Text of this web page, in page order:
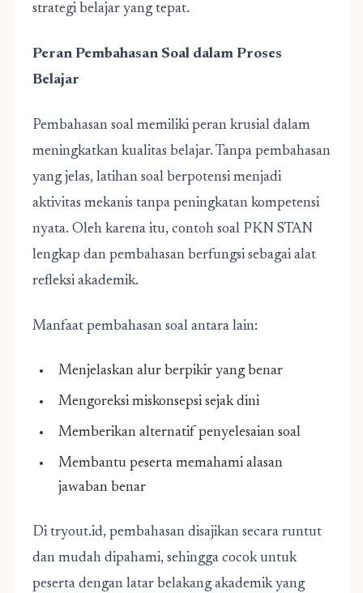
strategi belajar yang tepat.
Peran Pembahasan Soal dalam Proses
Belajar
Pembahasan soal memiliki peran krusial dalam
meningkatkan kualitas belajar. Tanpa pembahasan
yang jelas, latihan soal berpotensi menjadi
aktivitas mekanis tanpa peningkatan kompetensi
nyata. Oleh karena itu, contoh soal PKN STAN
lengkap dan pembahasan berfungsi sebagai alat
refleksi akademik.
Manfaat pembahasan soal antara lain:
Menjelaskan alur berpikir yang benar
Mengoreksi miskonsepsi sejak dini
Memberikan alternatif penyelesaian soal
Membantu peserta memahami alasan
jawaban benar
Di tryout.id, pembahasan disajikan secara runtut
dan mudah dipahami, sehingga cocok untuk
peserta dengan latar belakang akademik yang